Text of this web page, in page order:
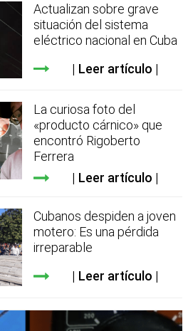
Actualizan sobre grave
situación del sistema
eléctrico nacional en Cuba
Leer artículo
La curiosa foto del
«producto cárnico» que
encontró Rigoberto
Ferrera
Leer artículo
Cubanos despiden a joven
motero: Es una pérdida
irreparable
Leer artículo